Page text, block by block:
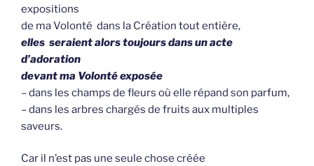
expositions
de ma Volonté dans la Création tout entière,
elles seraient alors toujours dans un acte
d’adoration
devant ma Volonté exposée
– dans les champs de fleurs où elle répand son parfum,
– dans les arbres chargés de fruits aux multiples
saveurs.
Car il n’est pas une seule chose créée